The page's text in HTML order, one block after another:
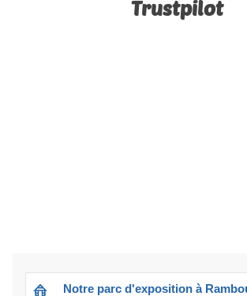
Trustpilot
Notre parc d'exposition à